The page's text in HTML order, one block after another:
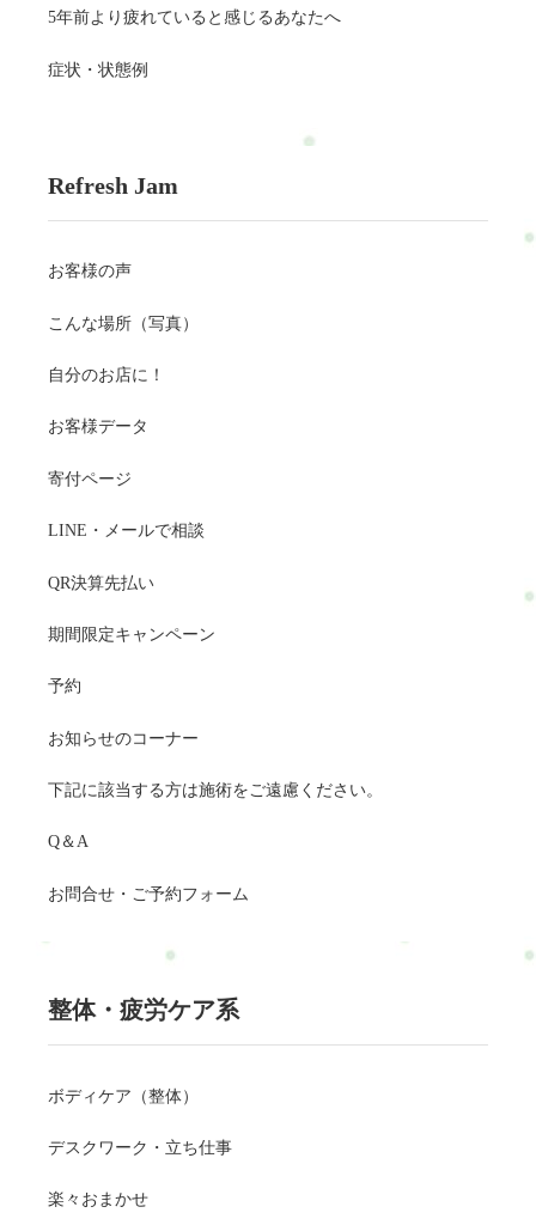
5年前より疲れていると感じるあなたへ
症状・状態例
Refresh Jam
お客様の声
こんな場所（写真）
自分のお店に！
お客様データ
寄付ページ
LINE・メールで相談
QR決算先払い
期間限定キャンペーン
予約
お知らせのコーナー
下記に該当する方は施術をご遠慮ください。
Q＆A
お問合せ・ご予約フォーム
整体・疲労ケア系
ボディケア（整体）
デスクワーク・立ち仕事
楽々おまかせ